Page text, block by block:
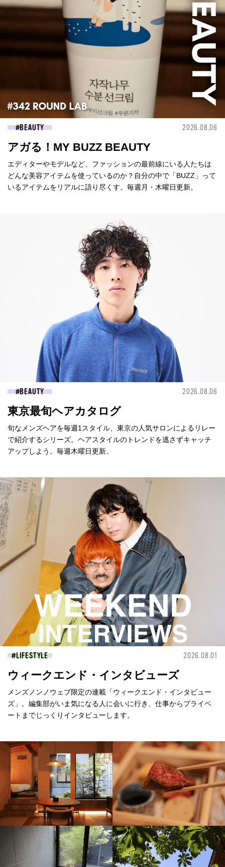
BEAUTY 2026.08.06
アガる！MY BUZZ BEAUTY
エディターやモデルなど、ファッションの最前線にいる人たちは
どんな美容アイテムを使っているのか？自分の中で「BUZZ」って
いるアイテムをリアルに語り尽くす。毎週月・木曜日更新。
BEAUTY 2026.08.06
東京最旬ヘアカタログ
旬なメンズヘアを毎週1スタイル、東京の人気サロンによるリレー
で紹介するシリーズ。ヘアスタイルのトレンドを逃さずキャッチ
アップしよう。毎週木曜日更新。
LIFESTYLE 2026.08.01
ウィークエンド・インタビューズ
メンズノンノウェブ限定の連載「ウィークエンド・インタビュー
ズ」。編集部がいま気になる人に会いに行き、仕事からプライベ
ートまでじっくりインタビューします。